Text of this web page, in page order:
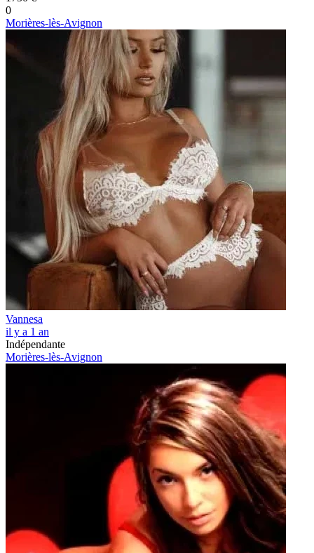
0
Morières-lès-Avignon
Vannesa
il y a 1 an
Indépendante
Morières-lès-Avignon